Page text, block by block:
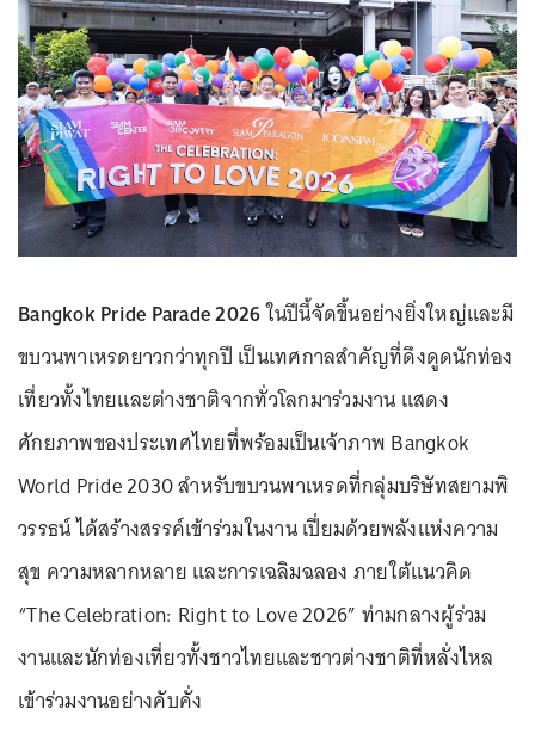
Bangkok Pride Parade 2026ในปีนี้จัดขึ้นอย่างยิ่งใหญ่และมี
ขบวนพาเหรดยาวกว่าทุกปี เป็นเทศกาลสำคัญที่ดึงดูดนักท่อง
เที่ยวทั้งไทยและต่างชาติจากทั่วโลกมาร่วมงาน แสดง
ศักยภาพของประเทศไทยที่พร้อมเป็นเจ้าภาพ Bangkok
World Pride 2030 สำหรับขบวนพาเหรดที่กลุ่มบริษัทสยามพิ
วรรธน์ ได้สร้างสรรค์เข้าร่วมในงาน เปี่ยมด้วยพลังแห่งความ
สุข ความหลากหลาย และการเฉลิมฉลอง ภายใต้แนวคิด
“The Celebration: Right to Love 2026” ท่ามกลางผู้ร่วม
งานและนักท่องเที่ยวทั้งชาวไทยและชาวต่างชาติที่หลั่งไหล
เข้าร่วมงานอย่างคับคั่ง